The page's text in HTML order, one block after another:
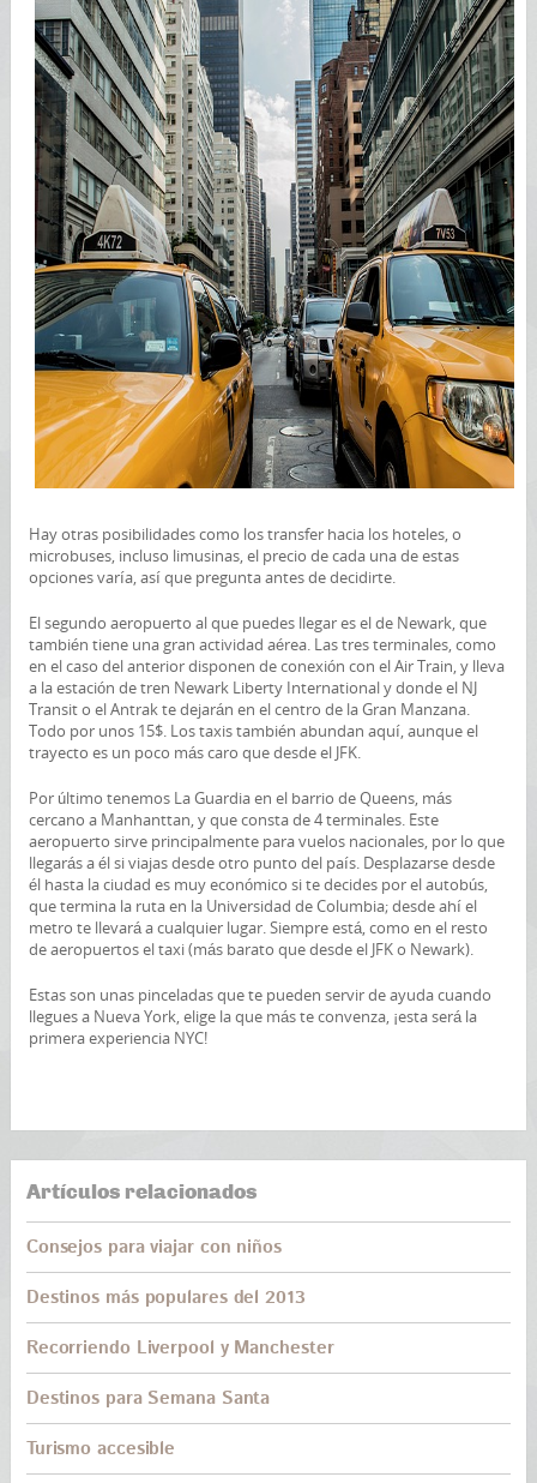
Hay otras posibilidades como los transfer hacia los hoteles, o
microbuses, incluso limusinas, el precio de cada una de estas
opciones varía, así que pregunta antes de decidirte.
El segundo aeropuerto al que puedes llegar es el de Newark, que
también tiene una gran actividad aérea. Las tres terminales, como
en el caso del anterior disponen de conexión con el Air Train, y lleva
a la estación de tren Newark Liberty International y donde el NJ
Transit o el Antrak te dejarán en el centro de la Gran Manzana.
Todo por unos 15$. Los taxis también abundan aquí, aunque el
trayecto es un poco más caro que desde el JFK.
Por último tenemos La Guardia en el barrio de Queens, más
cercano a Manhanttan, y que consta de 4 terminales. Este
aeropuerto sirve principalmente para vuelos nacionales, por lo que
llegarás a él si viajas desde otro punto del país. Desplazarse desde
él hasta la ciudad es muy económico si te decides por el autobús,
que termina la ruta en la Universidad de Columbia; desde ahí el
metro te llevará a cualquier lugar. Siempre está, como en el resto
de aeropuertos el taxi (más barato que desde el JFK o Newark).
Estas son unas pinceladas que te pueden servir de ayuda cuando
llegues a Nueva York, elige la que más te convenza, ¡esta será la
primera experiencia NYC!
Artículos relacionados
Consejos para viajar con niños
Destinos más populares del 2013
Recorriendo Liverpool y Manchester
Destinos para Semana Santa
Turismo accesible